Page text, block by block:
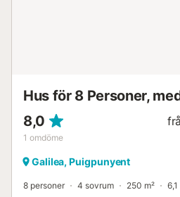
Hus för 8 Personer,
8,0
1 omdöme
Galilea, Puigpunyent
8 personer 4 sovrum 250 m²